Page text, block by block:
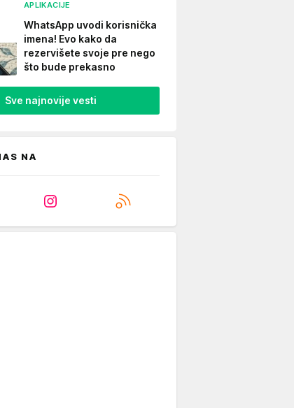
APLIKACIJE
WhatsApp uvodi korisnička
imena! Evo kako da
rezervišete svoje pre nego
što bude prekasno
Sve najnovije vesti
NA